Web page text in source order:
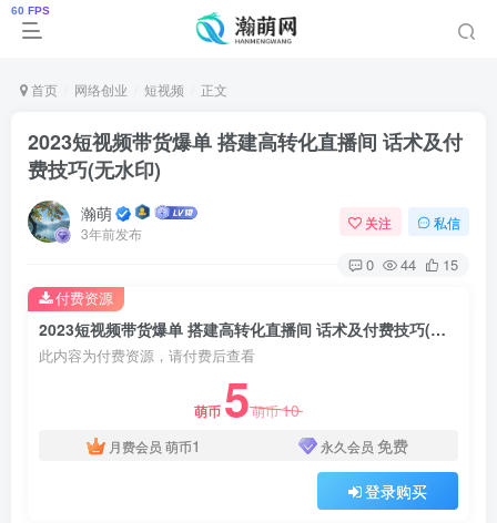
首页 网络创业 短视频 正文
2023短视频带货爆单 搭建高转化直播间 话术及付
费技巧(无水印)
瀚萌
3年前发布
关注 私信
0 44 15
2023短视频带货爆单 搭建高转化直播间 话术及付费技巧(无水印)
此内容为付费资源，请付费后查看
萌币 5萌币10
月费会员 萌币1 永久会员 免费
登录购买
付费资源